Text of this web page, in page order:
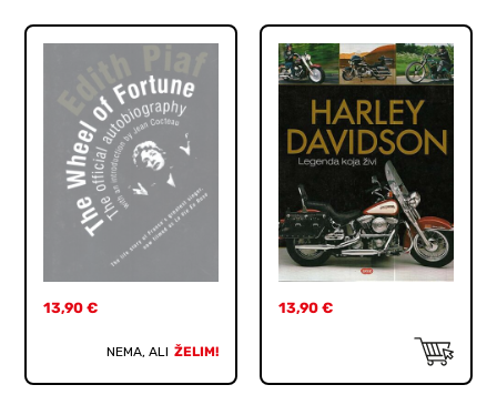
13,90€
NEMA, ALI ŽELIM!
13,90 €